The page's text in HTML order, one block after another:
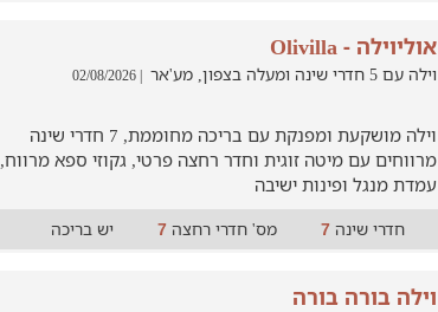
אוליוילה - Olivilla
וילה עם 5 חדרי שינה ומעלה בצפון, מע'אר | 02/08/2026
וילה מושקעת ומפנקת עם בריכה מחוממת, 7 חדרי שינה
מרווחים עם מיטה זוגית וחדר רחצה פרטי, גקוזי ספא מרווח,
עמדת מנגל ופינות ישיבה
חדרי שינה7 מס' חדרי רחצה7 יש בריכה
וילה בורה בורה